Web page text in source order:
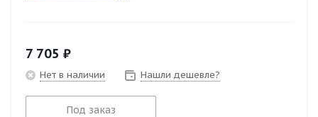
7 705 ₽
Нет в наличии Нашли дешевле?
Под заказ